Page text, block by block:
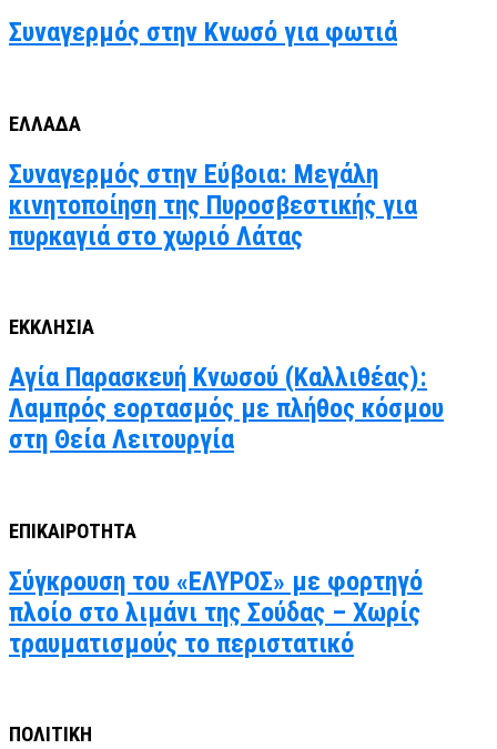
Συναγερμός στην Κνωσό για φωτιά
ΕΛΛΑΔΑ
Συναγερμός στην Εύβοια: Μεγάλη
κινητοποίηση της Πυροσβεστικής για
πυρκαγιά στο χωριό Λάτας
ΕΚΚΛΗΣΙΑ
Αγία Παρασκευή Κνωσού (Καλλιθέας):
Λαμπρός εορτασμός με πλήθος κόσμου
στη Θεία Λειτουργία
ΕΠΙΚΑΙΡΟΤΗΤΑ
Σύγκρουση του «ΕΛΥΡΟΣ» με φορτηγό
πλοίο στο λιμάνι της Σούδας – Χωρίς
τραυματισμούς το περιστατικό
ΠΟΛΙΤΙΚΗ